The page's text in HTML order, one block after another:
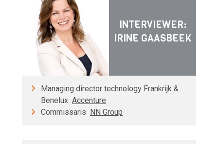
INTERVIEWER:
IRINE GAASBEEK
Managing director technology Frankrijk &
Benelux Accenture
Commissaris NN Group